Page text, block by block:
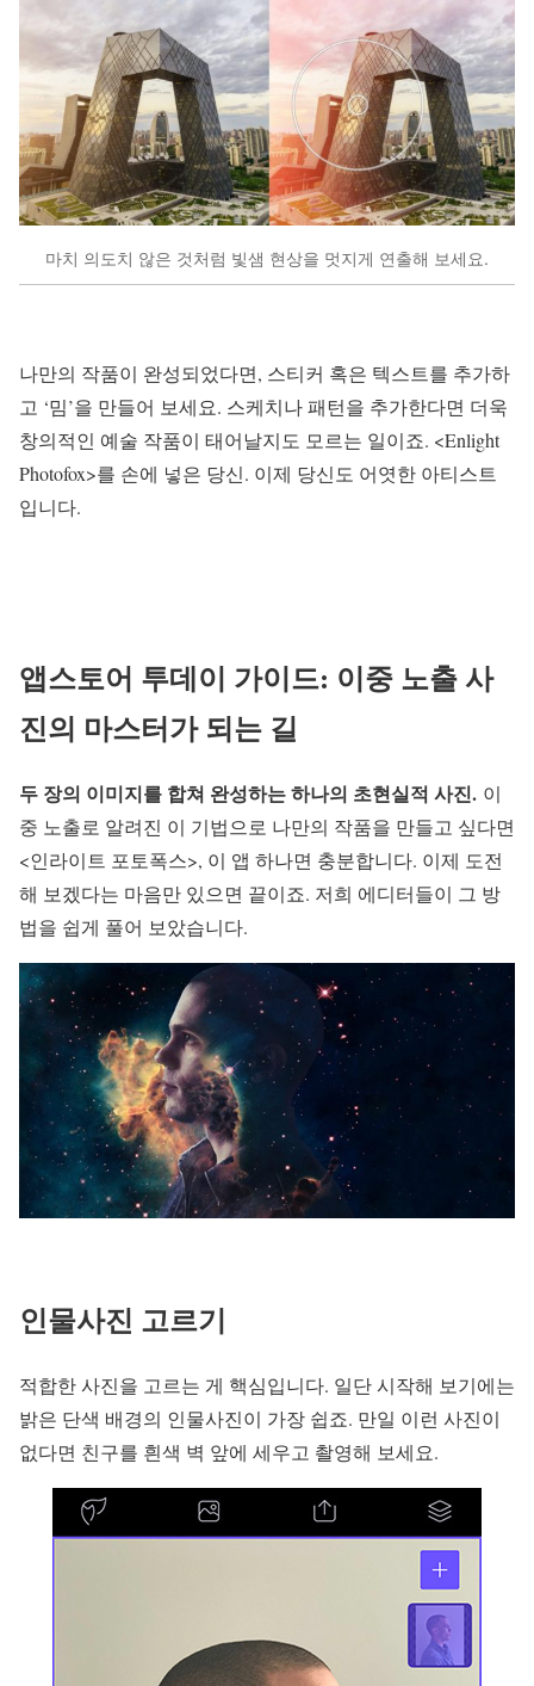
마치 의도치 않은 것처럼 빛샘 현상을 멋지게 연출해 보세요.
나만의 작품이 완성되었다면, 스티커 혹은 텍스트를 추가하
고 ‘밈’을 만들어 보세요. 스케치나 패턴을 추가한다면 더욱
창의적인 예술 작품이 태어날지도 모르는 일이죠. <Enlight
Photofox>를 손에 넣은 당신. 이제 당신도 어엿한 아티스트
입니다.
앱스토어 투데이 가이드: 이중 노출 사
진의 마스터가 되는 길
두 장의 이미지를 합쳐 완성하는 하나의 초현실적 사진. 이
중 노출로 알려진 이 기법으로 나만의 작품을 만들고 싶다면
<인라이트 포토폭스>, 이 앱 하나면 충분합니다. 이제 도전
해 보겠다는 마음만 있으면 끝이죠. 저희 에디터들이 그 방
법을 쉽게 풀어 보았습니다.
인물사진 고르기
적합한 사진을 고르는 게 핵심입니다. 일단 시작해 보기에는
밝은 단색 배경의 인물사진이 가장 쉽죠. 만일 이런 사진이
없다면 친구를 흰색 벽 앞에 세우고 촬영해 보세요.